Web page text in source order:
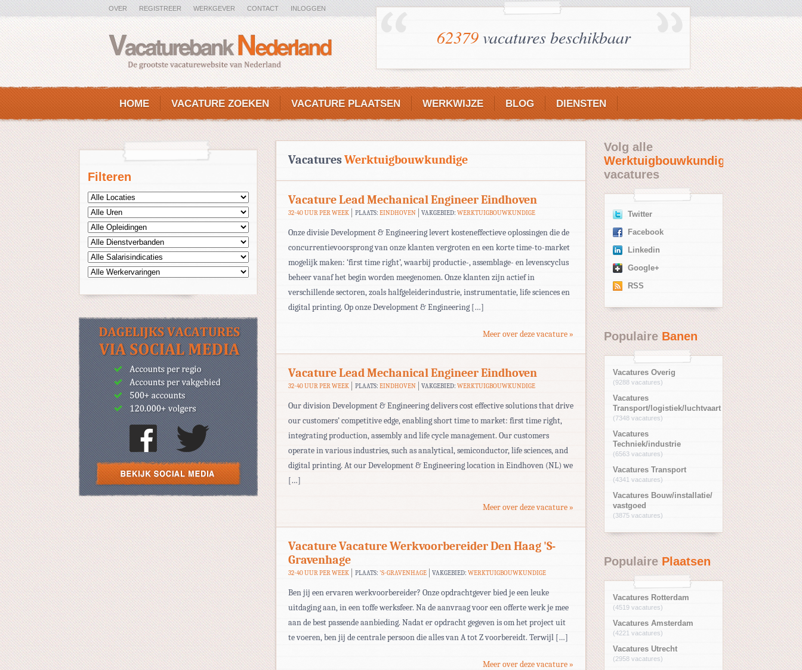
OVER REGISTREER WERKGEVER CONTACT INLOGGEN
62379vacatures beschikbaar
HOME VACATURE ZOEKEN VACATURE PLAATSEN WERKWIJZE BLOG DIENSTEN
Filteren
VacaturesWerktuigbouwkundige
Vacature Lead Mechanical Engineer Eindhoven
32-40 UUR PER WEEK PLAATS: EINDHOVEN VAKGEBIED:WERKTUIGBOUWKUNDIGE
Onze divisie Development & Engineering levert kosteneffectieve oplossingen die de
concurrentievoorsprong van onze klanten vergroten en een korte time-to-market
mogelijk maken: ‘first time right’, waarbij productie-, assemblage- en levenscyclus
beheer vanaf het begin worden meegenomen. Onze klanten zijn actief in
verschillende sectoren, zoals halfgeleiderindustrie, instrumentatie, life sciences en
digital printing. Op onze Development & Engineering […]
Meer over deze vacature »
Vacature Lead Mechanical Engineer Eindhoven
32-40 UUR PER WEEK PLAATS: EINDHOVEN VAKGEBIED:WERKTUIGBOUWKUNDIGE
Our division Development & Engineering delivers cost effective solutions that drive
our customers’ competitive edge, enabling short time to market: first time right,
integrating production, assembly and life cycle management. Our customers
operate in various industries, such as analytical, semiconductor, life sciences, and
digital printing. At our Development & Engineering location in Eindhoven (NL) we
[…]
Meer over deze vacature »
Vacature Vacature Werkvoorbereider Den Haag 'S-
Gravenhage
32-40 UUR PER WEEK PLAATS: 'S-GRAVENHAGE VAKGEBIED:WERKTUIGBOUWKUNDIGE
Ben jij een ervaren werkvoorbereider? Onze opdrachtgever bied je een leuke
uitdaging aan, in een toffe werksfeer. Na de aanvraag voor een offerte werk je mee
aan de best passende aanbieding. Nadat er opdracht gegeven is om het project uit
te voeren, ben jij de centrale persoon die alles van A tot Z voorbereidt. Terwijl […]
Meer over deze vacature »
Volg alle
Werktuigbouwkundige
vacatures
Twitter
Facebook
Linkedin
Google+
RSS
PopulaireBanen
Vacatures Overig
(9288 vacatures)
Vacatures
Transport/logistiek/luchtvaart
(7348 vacatures)
Vacatures
Techniek/industrie
(6563 vacatures)
Vacatures Transport
(4341 vacatures)
Vacatures Bouw/installatie/
vastgoed
(3875 vacatures)
PopulairePlaatsen
Vacatures Rotterdam
(4519 vacatures)
Vacatures Amsterdam
(4221 vacatures)
Vacatures Utrecht
(2958 vacatures)